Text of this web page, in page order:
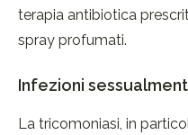
terapia antibiotica
spray profumati.
Infezioni
La tricomoniasi, in